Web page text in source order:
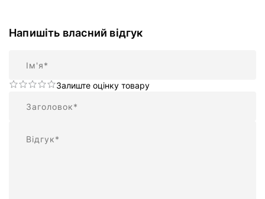
Напишіть власний відгук
Залиште оцінку товару